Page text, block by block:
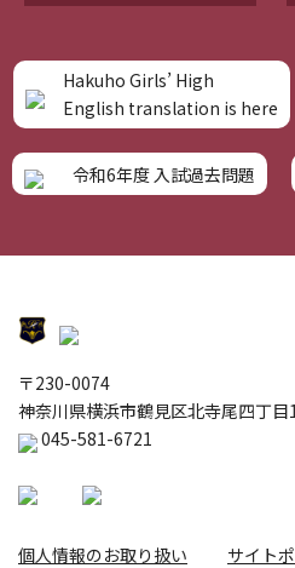
Hakuho Girls’ High
English translation is here
令和6年度 入試過去問題
〒230-0074
神奈川県横浜市鶴見区北寺尾四丁
045-581-6721
個人情報のお取り扱い サイト